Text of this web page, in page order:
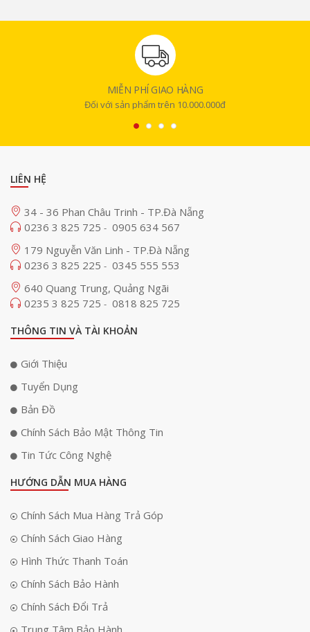
MIỄN PHÍ GIAO HÀNG
Đối với sản phẩm trên 10.000.000đ
LIÊN HỆ
34 - 36 Phan Châu Trinh - TP.Đà Nẵng
0236 3 825 725 - 0905 634 567
179 Nguyễn Văn Linh - TP.Đà Nẵng
0236 3 825 225 - 0345 555 553
640 Quang Trung, Quảng Ngãi
0235 3 825 725 - 0818 825 725
THÔNG TIN VÀ TÀI KHOẢN
Giới Thiệu
Tuyển Dụng
Bản Đồ
Chính Sách Bảo Mật Thông Tin
Tin Tức Công Nghệ
HƯỚNG DẪN MUA HÀNG
Chính Sách Mua Hàng Trả Góp
Chính Sách Giao Hàng
Hình Thức Thanh Toán
Chính Sách Bảo Hành
Chính Sách Đổi Trả
Trung Tâm Bảo Hành